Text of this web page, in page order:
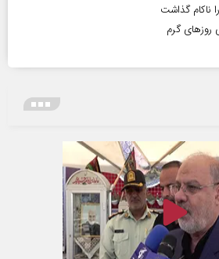
ناکام گذاشت
روز‌های گرم